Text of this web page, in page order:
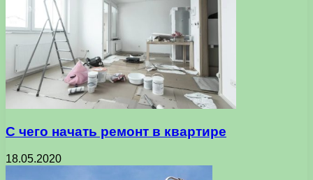
С чего начать ремонт в квартире
18.05.2020